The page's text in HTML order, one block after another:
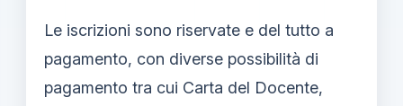
Le iscrizioni sono riservate e del tutto a
pagamento, con diverse possibilità di
pagamento tra cui Carta del Docente,